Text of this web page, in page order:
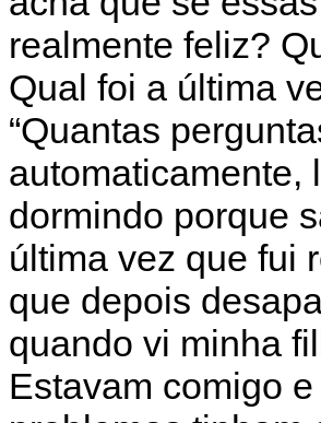
realmente feliz?
Qual foi a última
“Quantas
automaticamente,
dormindo porque
última vez que fui
que depois
quando vi minha
Estavam comigo